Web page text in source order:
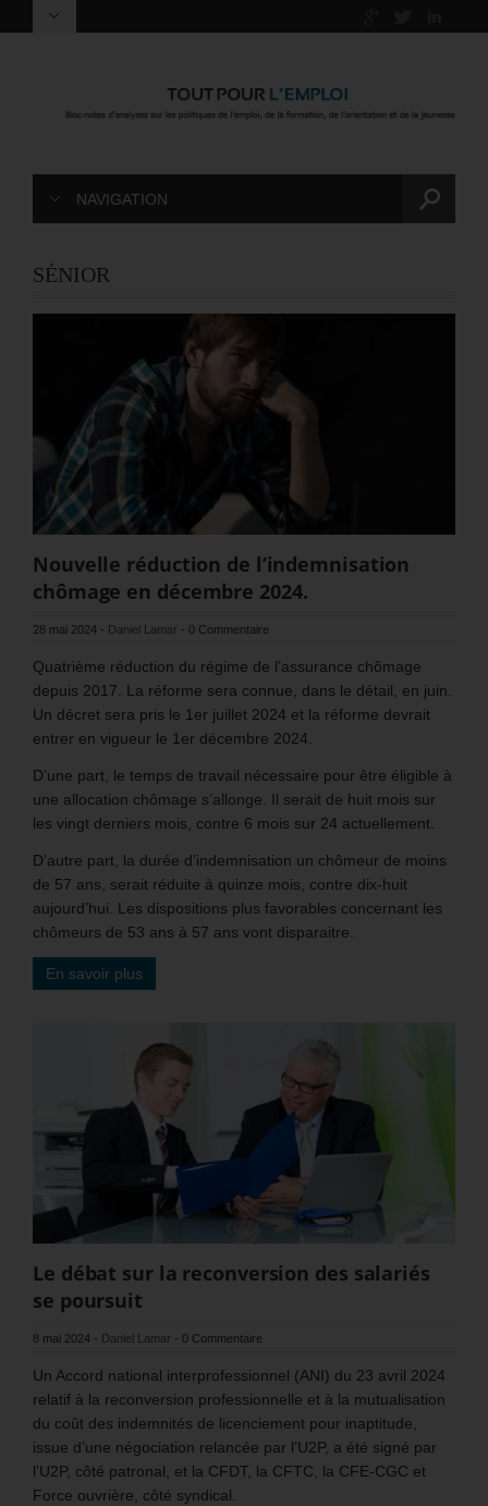
NAVIGATION
SÉNIOR
Nouvelle réduction de l’indemnisation
chômage en décembre 2024.
28 mai 2024 - Daniel Lamar - 0 Commentaire
Quatrième réduction du régime de l’assurance chômage
depuis 2017. La réforme sera connue, dans le détail, en juin.
Un décret sera pris le 1er juillet 2024 et la réforme devrait
entrer en vigueur le 1er décembre 2024.
D’une part, le temps de travail nécessaire pour être éligible à
une allocation chômage s’allonge. Il serait de huit mois sur
les vingt derniers mois, contre 6 mois sur 24 actuellement.
D’autre part, la durée d’indemnisation un chômeur de moins
de 57 ans, serait réduite à quinze mois, contre dix-huit
aujourd’hui. Les dispositions plus favorables concernant les
chômeurs de 53 ans à 57 ans vont disparaitre.
En savoir plus
Le débat sur la reconversion des salariés
se poursuit
8 mai 2024 - Daniel Lamar - 0 Commentaire
Un Accord national interprofessionnel (ANI) du 23 avril 2024
relatif à la reconversion professionnelle et à la mutualisation
du coût des indemnités de licenciement pour inaptitude,
issue d’une négociation relancée par l’U2P, a été signé par
l’U2P, côté patronal, et la CFDT, la CFTC, la CFE-CGC et
Force ouvrière, côté syndical.